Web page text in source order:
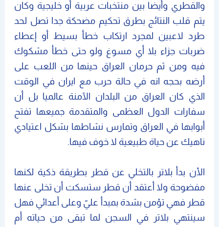
والقطري وأيضا بين منتخبات عربية أو خليجية وكان
يتم قلب النتائج بطرق تحكيم مضحكة جدا تصل لحد
طرد لاعبين لمجرد ارتكاب خطأ بسيط أو إعطاء
ضربات جزاء بلا أي مسوغ ولو حتى خطأ مشكوك
فيه ومن ثم حرمان العراق حينها من اللعب على
أرضه بحجه انه في حالة حرب مع ايران في الوقت
الذي كان العراق من البلدان الآمنة عالميا بل أن
سفارات الدول العظمى والمتقدمة جميعها تفتح
أبوابها في العراق وتمارس نشاطها بشكل اعتيادي
ناهيك عن حياة طبيعية لا خوف فيها.
الأن بدأ بلاتر بالتخلي عن قطر بطريقة ذكية لكنها
مفضوحة ولا أعتقد أن قطر ستسكت أن تخلى عنها
قطر فهي تؤمن بشدة بمبدأ عليّ وعلى أعدائي فهل
سينتهي بلاتر في السجن لما تبقى من حياته أم